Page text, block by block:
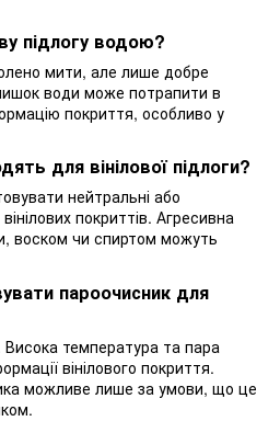
підлогу водою?
мити, але лише добре
води може потрапити в
покриття, особливо у
для вінілової підлоги?
нейтральні або
покриттів. Агресивна
воском чи спиртом можуть
пароочисник для
Висока температура та пара
вінілового покриття.
можливе лише за умови, що це